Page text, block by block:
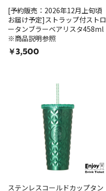
[予約販売：2026年12月上旬頃
お届け予定]ストラップ付ストロ
ータンブラーベアリスタ458ml
※商品説明参照
￥3,500
ステンレスコールドカップタン